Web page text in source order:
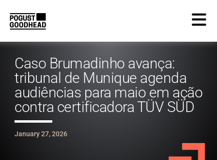
Caso Brumadinho avança:
tribunal de Munique agenda
audiências para maio em ação
contra certificadora TÜV SÜD
January 27, 2026